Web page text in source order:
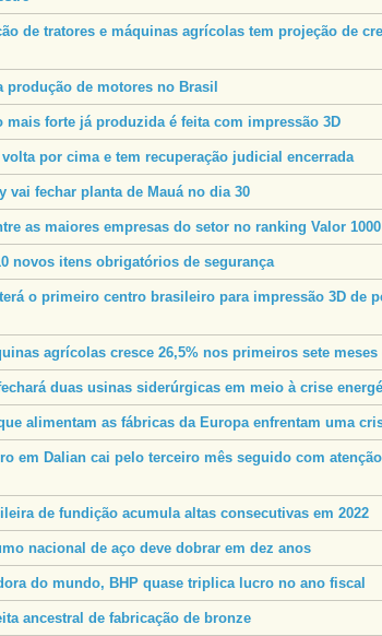
de tratores e máquinas agrícolas tem projeção de
produção de motores no Brasil
mais forte já produzida é feita com impressão 3D
volta por cima e tem recuperação judicial encerrada
vai fechar planta de Mauá no dia 30
as maiores empresas do setor no ranking Valor 1000
novos itens obrigatórios de segurança
o primeiro centro brasileiro para impressão 3D de
agrícolas cresce 26,5% nos primeiros sete meses
duas usinas siderúrgicas em meio à crise
alimentam as fábricas da Europa enfrentam uma
em Dalian cai pelo terceiro mês seguido com
de fundição acumula altas consecutivas em 2022
nacional de aço deve dobrar em dez anos
do mundo, BHP quase triplica lucro no ano fiscal
ancestral de fabricação de bronze